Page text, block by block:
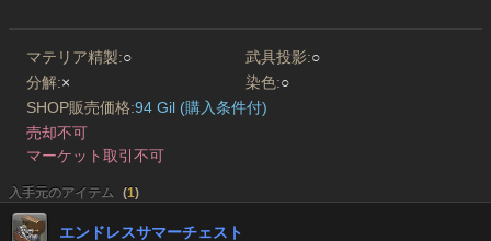
マテリア精製:○ 武具投影:○
分解:× 染色:○
SHOP販売価格:94 Gil (購入条件付)
売却不可
マーケット取引不可
入手元のアイテム (1)
エンドレスサマーチェスト